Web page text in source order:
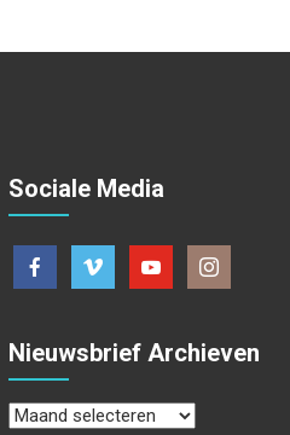
Sociale Media
Nieuwsbrief Archieven
Nieuwsbrief